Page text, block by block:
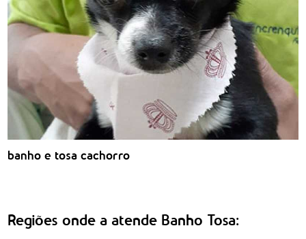
banho e tosa cachorro
Regiões onde a atende Banho Tosa: